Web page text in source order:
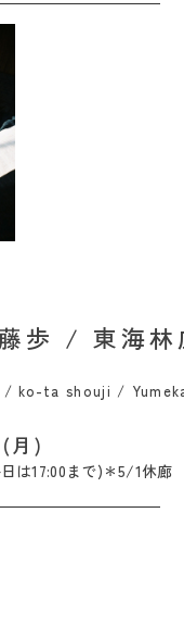
歩 / 東海
/ ko-ta shouji /
月)
は17:00まで)＊5/1休廊